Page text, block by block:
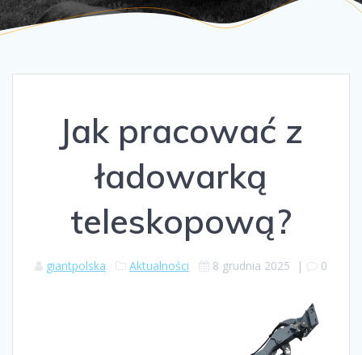
Jak pracować z
ładowarką
teleskopową?
giantpolska Aktualności 8 grudnia 2025 | 0